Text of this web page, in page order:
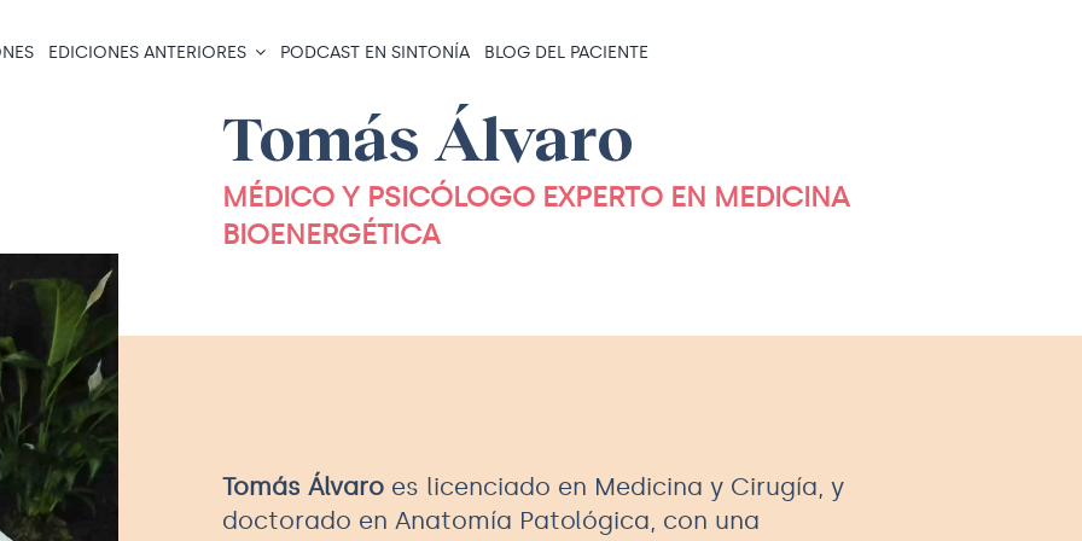
EDICIONES ANTERIORES PODCAST EN SINTONÍA BLOG DEL PACIENTE
Tomás Álvaro
MÉDICO Y PSICÓLOGO EXPERTO EN MEDICINA
BIOENERGÉTICA
Tomás Álvaro es licenciado en Medicina y Cirugía, y
doctorado en Anatomía Patológica, con una